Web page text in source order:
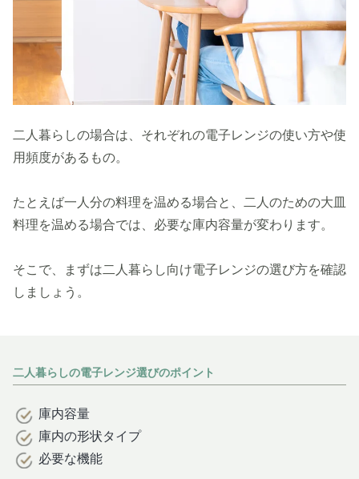
二人暮らしの場合は、それぞれの電子レンジの使い方や使
用頻度があるもの。
たとえば一人分の料理を温める場合と、二人のための大皿
料理を温める場合では、必要な庫内容量が変わります。
そこで、まずは二人暮らし向け電子レンジの選び方を確認
しましょう。
二人暮らしの電子レンジ選びのポイント
庫内容量
庫内の形状タイプ
必要な機能